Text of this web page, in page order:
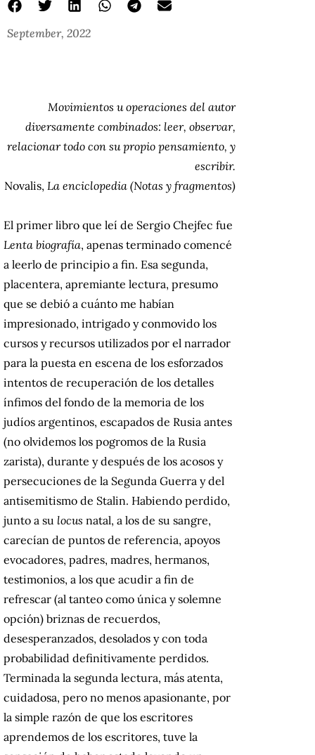
September, 2022
Movimientos u operaciones del autor
diversamente combinados: leer, observar,
relacionar todo con su propio pensamiento, y
escribir.
Novalis, La enciclopedia (Notas y fragmentos)
El primer libro que leí de Sergio Chejfec fue
Lenta biografía, apenas terminado comencé
a leerlo de principio a fin. Esa segunda,
placentera, apremiante lectura, presumo
que se debió a cuánto me habían
impresionado, intrigado y conmovido los
cursos y recursos utilizados por el narrador
para la puesta en escena de los esforzados
intentos de recuperación de los detalles
ínfimos del fondo de la memoria de los
judíos argentinos, escapados de Rusia antes
(no olvidemos los pogromos de la Rusia
zarista), durante y después de los acosos y
persecuciones de la Segunda Guerra y del
antisemitismo de Stalin. Habiendo perdido,
junto a su locus natal, a los de su sangre,
carecían de puntos de referencia, apoyos
evocadores, padres, madres, hermanos,
testimonios, a los que acudir a fin de
refrescar (al tanteo como única y solemne
opción) briznas de recuerdos,
desesperanzados, desolados y con toda
probabilidad definitivamente perdidos.
Terminada la segunda lectura, más atenta,
cuidadosa, pero no menos apasionante, por
la simple razón de que los escritores
aprendemos de los escritores, tuve la